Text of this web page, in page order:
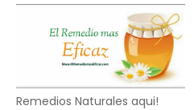
Remedios Naturales aqui!